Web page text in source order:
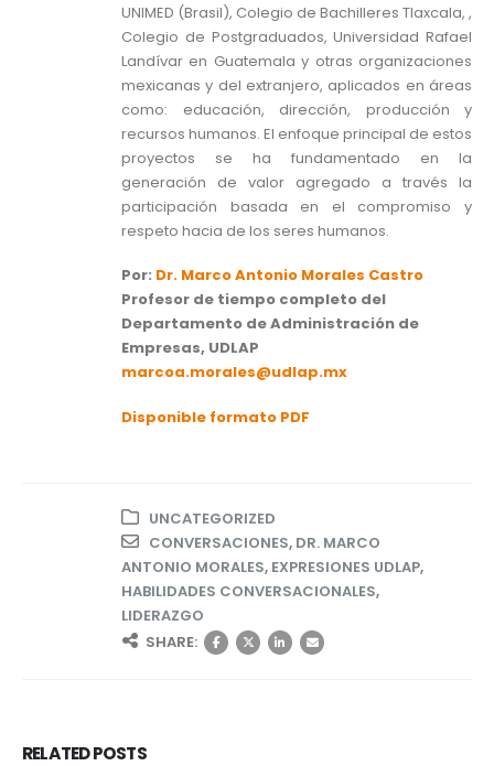
UNIMED (Brasil), Colegio de Bachilleres Tlaxcala, ,
Colegio de Postgraduados, Universidad Rafael
Landívar en Guatemala y otras organizaciones
mexicanas y del extranjero, aplicados en áreas
como: educación, dirección, producción y
recursos humanos. El enfoque principal de estos
proyectos se ha fundamentado en la
generación de valor agregado a través la
participación basada en el compromiso y
respeto hacia de los seres humanos.
Por: Dr. Marco Antonio Morales Castro
Profesor de tiempo completo del
Departamento de Administración de
Empresas, UDLAP
marcoa.morales@udlap.mx
Disponible formato PDF
UNCATEGORIZED
CONVERSACIONES, DR. MARCO
ANTONIO MORALES, EXPRESIONES UDLAP,
HABILIDADES CONVERSACIONALES,
LIDERAZGO
SHARE:
RELATEDPOSTS